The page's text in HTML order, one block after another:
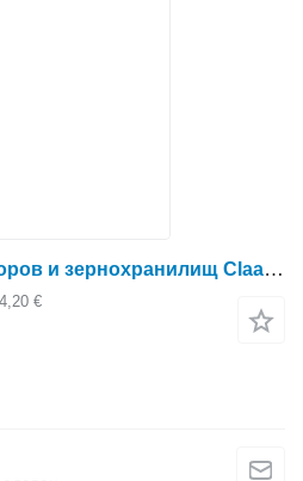
Звездочка для элеваторов и зернохранилищ Claas Z-19
€